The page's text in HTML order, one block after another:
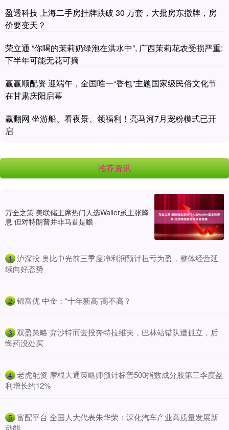
盈透科技 上海二手房挂牌跌破 30 万套，大批房东撤牌，房
价要变天？
荣立通 “你喝的茉莉奶绿泡在洪水中”, 广西茉莉花农受损严重:
下半年可能无花可摘
赢赢顺配资 迎端午，全国唯一“香包”主题国家级民俗文化节
在甘肃庆阳启幕
赢翻网 坐游船、看夜景、领福利！亮马河7月宠粉模式已开
启
推荐资讯
万全之策 美联储主席热门人选Waller虽主张降
息 但对特朗普并非马首是瞻
1 ​泸深投 奥比中光前三季度净利润预计扭亏为盈，整体经营延
续向好态势
2 ​锦富优 中金：“十年新高”高不高？
3 ​双盈策略 弃沙特而去投奔特拉维夫，巴林站错队遭孤立，后
悔药没处买
4 ​老虎配资 摩根大通策略师预计标普500指数成分股第三季度盈
利增长约12%
5 ​富配平台 全国人大代表朱华荣：深化汽车产业高质量发展新